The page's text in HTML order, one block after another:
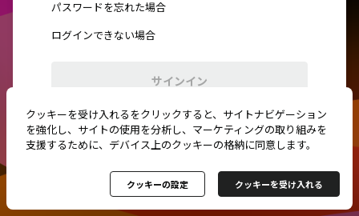
パスワードを忘れた場合
ログインできない場合
サインイン
初めてご利用ですか？新規登録
クッキーを受け入れるをクリックすると、サイトナビゲーション
を強化し、サイトの使用を分析し、マーケティングの取り組みを
支援するために、デバイス上のクッキーの格納に同意します。
クッキーの設定 クッキーを受け入れる